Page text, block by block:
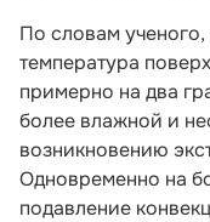
По словам
температура
примерно на два
более влажной и
возникновению
Одновременно на
подавление